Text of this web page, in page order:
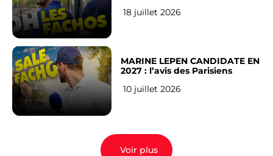
18 juillet 2026
MARINE LEPEN CANDIDATE EN
2027 : l’avis des Parisiens
10 juillet 2026
Voir plus